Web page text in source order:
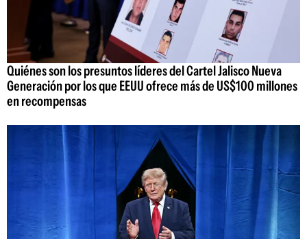
Quiénes son los presuntos líderes del Cartel Jalisco Nueva
Generación por los que EEUU ofrece más de US$100 millones
en recompensas